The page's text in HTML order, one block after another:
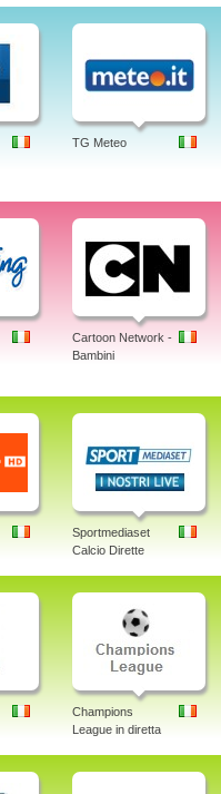
TG Meteo
Cartoon Network -
Bambini
Sportmediaset
Calcio Dirette
Champions
League in diretta